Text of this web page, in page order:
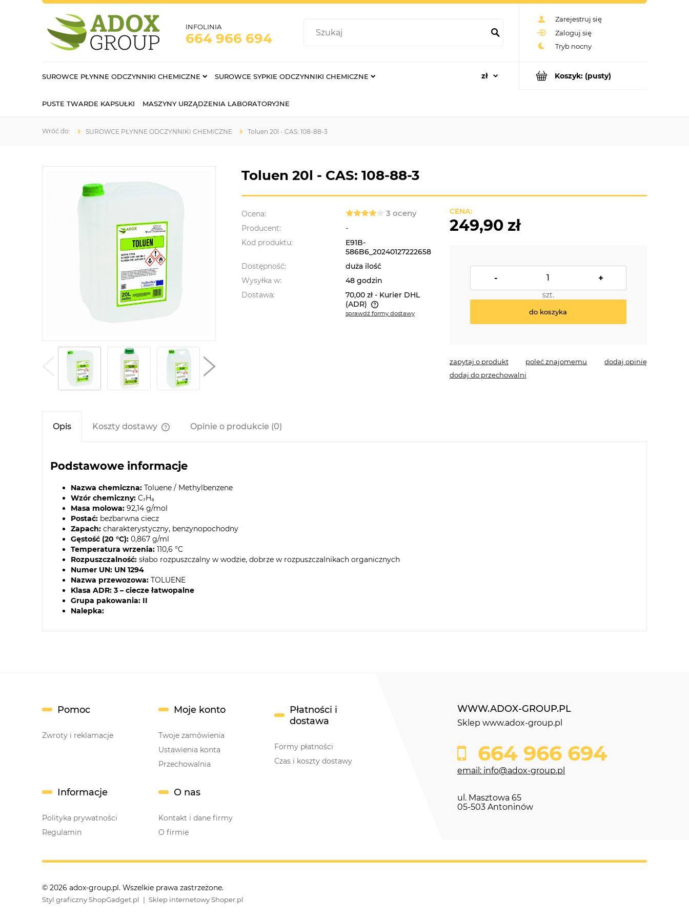
Zarejestruj się
Zaloguj się
INFOLINIA
664 966 694
Koszyk: (pusty)
SUROWCE PŁYNNE ODCZYNNIKI CHEMICZNE SUROWCE SYPKIE ODCZYNNIKI CHEMICZNE
PUSTE TWARDE KAPSUŁKI MASZYNY URZĄDZENIA LABORATORYJNE
SUROWCE PŁYNNE ODCZYNNIKI CHEMICZNE Toluen 20l - CAS: 108-88-3
Toluen 20l - CAS: 108-88-3
Ocena: 3 oceny
Producent:
-
Kod produktu:
E91B-
586B6_20240127222658
Dostępność:
duża ilość
Wysyłka w:
48 godzin
Dostawa:
70,00 zł - Kurier DHL
(ADR)
sprawdź formy dostawy
CENA:
249,90 zł
- +
szt.
do koszyka
zapytaj o produkt poleć znajomemu
dodaj opinię
dodaj do przechowalni
Opis Koszty dostawy Opinie o produkcie (0)
Podstawowe informacje
Nazwa chemiczna: Toluene / Methylbenzene
Wzór chemiczny: C₇H₈
Masa molowa: 92,14 g/mol
Postać: bezbarwna ciecz
Zapach: charakterystyczny, benzynopochodny
Gęstość (20 °C): 0,867 g/ml
Temperatura wrzenia: 110,6 °C
Rozpuszczalność: słabo rozpuszczalny w wodzie, dobrze w rozpuszczalnikach organicznych
Numer UN: UN 1294
Nazwa przewozowa: TOLUENE
Klasa ADR: 3 – ciecze łatwopalne
Grupa pakowania: II
Nalepka:
WWW.ADOX-GROUP.PL
Sklep www.adox-group.pl
664 966 694
email: info@adox-group.pl
ul. Masztowa 65
05-503 Antoninów
Pomoc
Zwroty i reklamacje
Moje konto
Twoje zamówienia
Ustawienia konta
Przechowalnia
Płatności i
dostawa
Formy płatności
Czas i koszty dostawy
Informacje
Polityka prywatności
Regulamin
O nas
Kontakt i dane firmy
O firmie
© 2026 adox-group.pl. Wszelkie prawa zastrzeżone.
Styl graficzny ShopGadget.pl Sklep internetowy Shoper.pl